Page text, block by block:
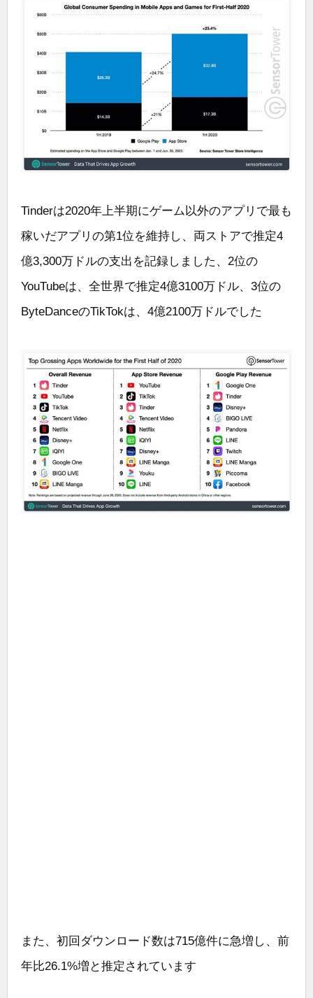
Tinderは2020年上半期にゲーム以外のアプリで最も
稼いだアプリの第1位を維持し、両ストアで推定4
億3,300万ドルの支出を記録しました、2位の
YouTubeは、全世界で推定4億3100万ドル、3位の
ByteDanceのTikTokは、4億2100万ドルでした
また、初回ダウンロード数は715億件に急増し、前
年比26.1%増と推定されています